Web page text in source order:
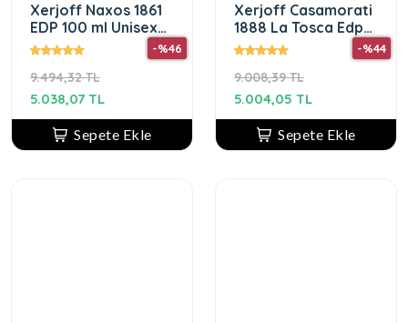
Xerjoff Naxos 1861
EDP 100 ml Unisex
Parfüm
9.494,32 TL
-%46
5.038,07 TL
Sepete Ekle
Xerjoff Casamorati
1888 La Tosca Edp
100ml Kadın Parfüm
9.008,39 TL
-%44
5.004,05 TL
Sepete Ekle